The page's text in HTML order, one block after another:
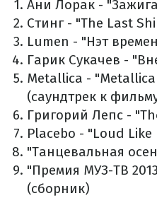
Ани Лорак -
Стинг - "The Last
Lumen - "Нэт
Гарик Сукачев -
Metallica -
(саундтрек к
Григорий Лепс -
Placebo - "Loud Like
"Танцевальная
"Премия МУЗ-ТВ
(сборник)